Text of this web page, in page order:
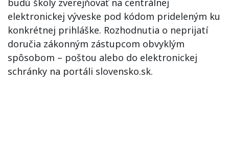
elektronickej výveske pod kódom prideleným ku
konkrétnej prihláške. Rozhodnutia o neprijatí
doručia zákonným zástupcom obvyklým
spôsobom – poštou alebo do elektronickej
schránky na portáli slovensko.sk.